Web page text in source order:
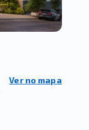
Ver no mapa